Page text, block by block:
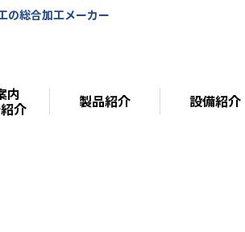
の総合加工メーカー
内
介 製品紹介 設備紹介